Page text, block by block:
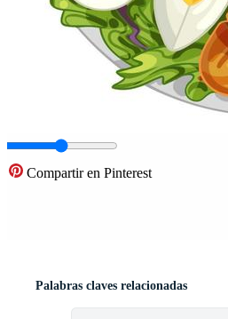
Compartir en Pinterest
Palabras claves relacionadas